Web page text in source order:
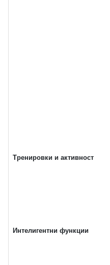
Тренировки и активност
Интелигентни функции